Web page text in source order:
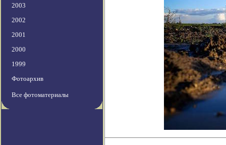
2003
2002
2001
2000
1999
Фотоархив
Все фотоматериалы